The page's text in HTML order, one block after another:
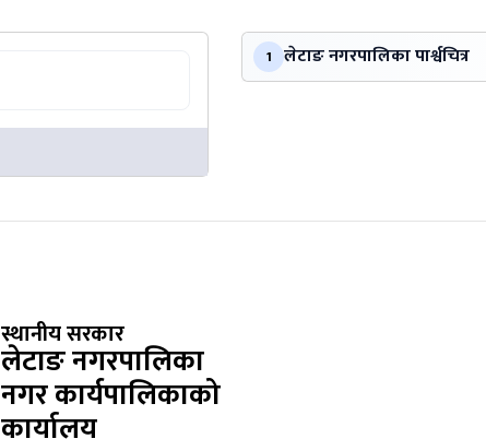
1 लेटाङ नगरपालिका पार्श्वचित्र
स्थानीय सरकार
लेटाङ नगरपालिका
नगर कार्यपालिकाको